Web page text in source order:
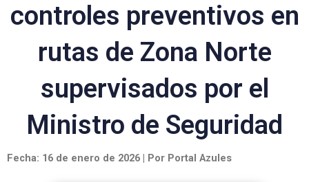
controles preventivos en
rutas de Zona Norte
supervisados por el
Ministro de Seguridad
Fecha: 16 de enero de 2026 | Por Portal Azules